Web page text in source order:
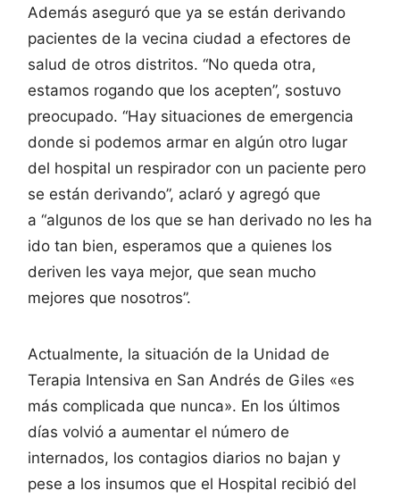
Además aseguró que ya se están derivando
pacientes de la vecina ciudad a efectores de
salud de otros distritos. “No queda otra,
estamos rogando que los acepten”, sostuvo
preocupado. “Hay situaciones de emergencia
donde si podemos armar en algún otro lugar
del hospital un respirador con un paciente pero
se están derivando”, aclaró y agregó que
a “algunos de los que se han derivado no les ha
ido tan bien, esperamos que a quienes los
deriven les vaya mejor, que sean mucho
mejores que nosotros”.
Actualmente, la situación de la Unidad de
Terapia Intensiva en San Andrés de Giles «es
más complicada que nunca». En los últimos
días volvió a aumentar el número de
internados, los contagios diarios no bajan y
pese a los insumos que el Hospital recibió del